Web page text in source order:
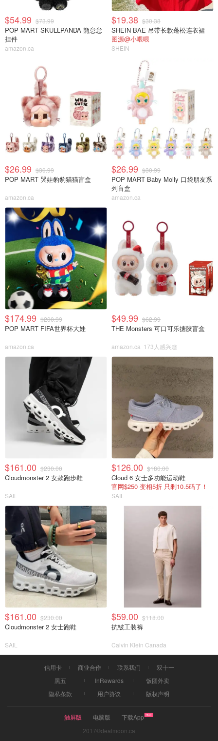
$54.99 $73.99
POP MART SKULLPANDA 熊怠怠
挂件
amazon.ca
$19.38 $30.38
SHEIN BAE 吊带长款蓬松连衣裙
图源@小喂喂
SHEIN
$26.99 $30.99
POP MART 哭娃豹豹猫猫盲盒
amazon.ca
$26.99 $30.99
POP MART Baby Molly 口袋朋友系
列盲盒
amazon.ca
$174.99 $200.99
POP MART FIFA世界杯大娃
amazon.ca
$49.99 $62.99
THE Monsters 可口可乐搪胶盲盒
amazon.ca 173人感兴趣
$161.00 $230.00
Cloudmonster 2 女款跑步鞋
SAIL
$126.00 $180.00
Cloud 6 女士多功能运动鞋
官网$250 变相5折 只剩10.5码了！
SAIL
$161.00 $230.00
Cloudmonster 2 女士跑鞋
SAIL
$59.00 $118.00
抗皱工装裤
Calvin Klein Canada
信用卡 商业合作 联系我们
双十一
黑五
InRewards
饭团外卖
隐私条款
用户协议 版权声明
触屏版 电脑版
下载App
2017©dealmoon.ca